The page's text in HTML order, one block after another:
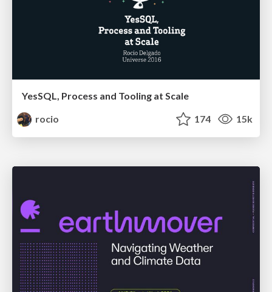
YesSQL, Process and Tooling at Scale
rocio
174 15k